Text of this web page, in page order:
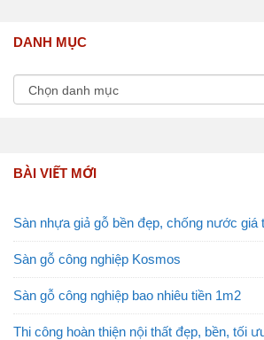
DANH MỤC
BÀI VIẾT MỚI
Sàn nhựa giả gỗ bền đẹp, chống nước giá
Sàn gỗ công nghiệp Kosmos
Sàn gỗ công nghiệp bao nhiêu tiền 1m2
Thi công hoàn thiện nội thất đẹp, bền, tối